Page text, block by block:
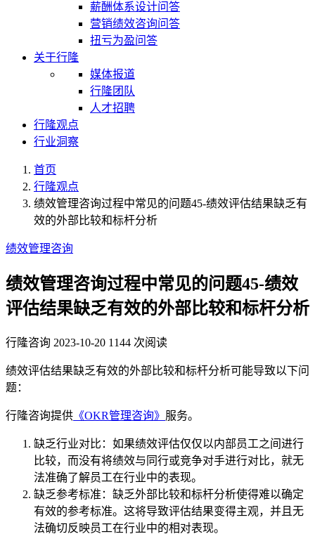
薪酬体系设计问答
营销绩效咨询问答
扭亏为盈问答
关于行隆
媒体报道
行隆团队
人才招聘
行隆观点
行业洞察
首页
行隆观点
绩效管理咨询过程中常见的问题45-绩效评估结果缺乏有
效的外部比较和标杆分析
绩效管理咨询
绩效管理咨询过程中常见的问题45-绩效
评估结果缺乏有效的外部比较和标杆分析
行隆咨询 2023-10-20 1144 次阅读
绩效评估结果缺乏有效的外部比较和标杆分析可能导致以下问
题：
行隆咨询提供 《OKR管理咨询》 服务。
缺乏行业对比：如果绩效评估仅仅以内部员工之间进行
比较，而没有将绩效与同行或竞争对手进行对比，就无
法准确了解员工在行业中的表现。
缺乏参考标准：缺乏外部比较和标杆分析使得难以确定
有效的参考标准。这将导致评估结果变得主观，并且无
法确切反映员工在行业中的相对表现。